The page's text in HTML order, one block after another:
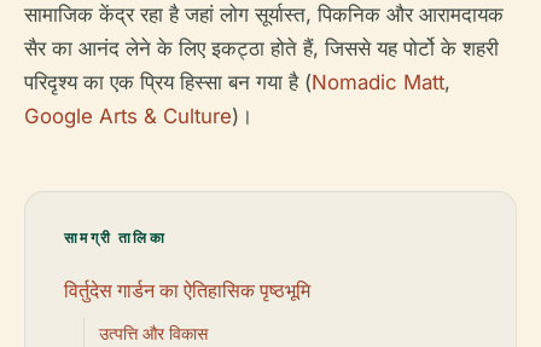
सामाजिक केंद्र रहा है जहां लोग सूर्यास्त, पिकनिक और आरामदायक
सैर का आनंद लेने के लिए इकट्ठा होते हैं, जिससे यह पोर्टो के शहरी
परिदृश्य का एक प्रिय हिस्सा बन गया है (Nomadic Matt,
Google Arts & Culture)।
सामग्री तालिका
विर्तुदेस गार्डन का ऐतिहासिक पृष्ठभूमि
उत्पत्ति और विकास